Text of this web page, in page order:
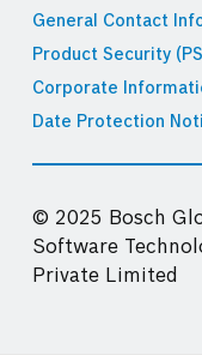
General Contact
Product Security
Corporate
Date Protection
© 2025 Bosch
Software
Private Limited